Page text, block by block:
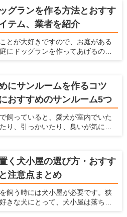
った行動によって壁に傷がついた
はがされたり、壁に汚れやニオイ
てしまったりします。 壁紙をすぐ
くてはならないことも多いです
ペットの臭いが漂うという状態に
います。これらの悩みを解消する
紙」を紹介するとともに、壁紙を
の方法について解説します。
グランを作る方法とおすす
テム、業者を紹介
とが大好きですので、お庭がある
にドッグランを作ってあげるのが
ランのメリットや作り方、どんな
を利用すればいいかまで解説しま
飼うのに最適な住宅を推進する「愛
だからこそ知っている、ドッグラ
紹介しているのでぜひ参考にして
！
にサンルームを作るコツ
おすすめのサンルーム5つ
飼っていると、愛犬が室内でいた
り、引っかいたり、臭いが気に
、サンルームをペットスペースに
あります。愛犬がふだん生活する
して、サンルームを利用すること
リットがあります。 愛犬家住宅で
くのメーカーの製品をチェックを
、愛犬が暮らしやすいサンルーム
く犬小屋の選び方・おすす
注意点まとめ
飼う時には犬小屋が必要です。狭
きな犬にとって、犬小屋は落ち着